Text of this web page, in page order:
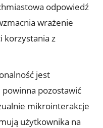
odpowiedź
wrażenie
korzystania z
jest
pozostawić
mikrointerakcje
użytkownika na